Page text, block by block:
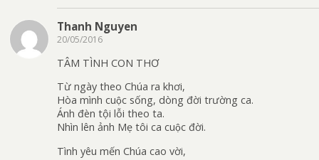
Thanh Nguyen
20/05/2016
TÂM TÌNH CON THƠ
Từ ngày theo Chúa ra khơi,
Hòa mình cuộc sống, dòng đời trường ca.
Ánh đèn tội lỗi theo ta.
Nhìn lên ảnh Mẹ tôi ca cuộc đời.
Tình yêu mến Chúa cao vời,